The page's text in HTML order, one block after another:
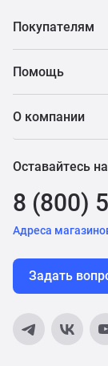
Покупателям
Помощь
О компании
Оставайтесь
8 (800)
Адреса
Задать